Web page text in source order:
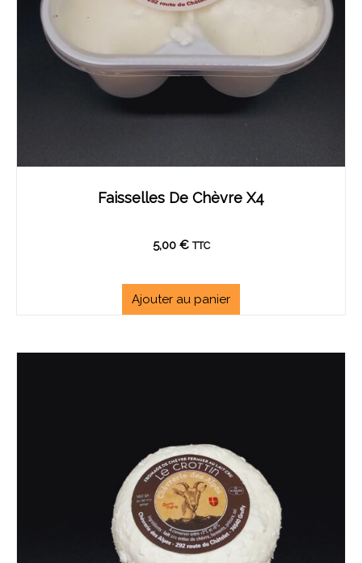
Faisselles De Chèvre X4
5,00 € TTC
Ajouter au panier